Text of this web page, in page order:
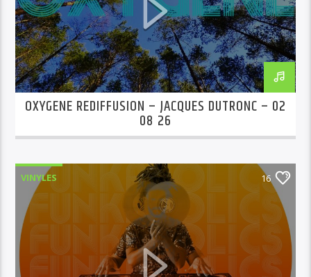
OXYGENE REDIFFUSION – JACQUES DUTRONC – 02
08 26
VINYLES 16